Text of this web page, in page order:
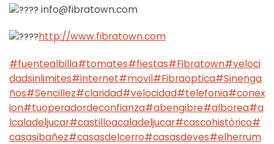
info@fibratown.com
http://www.fibratown.com
#fuentealbilla#tomates#fiestas#Fibratown#veloci
dadsinlimites#internet#movil#Fibraoptica#Sinenga
ños#Sencillez#claridad#velocidad#telefonia#conex
ion#tuoperadordeconfianza#abengibre#alborea#a
lcaladeljucar#castilloacaladeljucar#cascohistòrico#
casasibañez#casasdelcerro#casasdeves#elherrum